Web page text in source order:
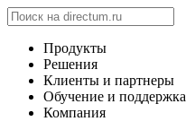
Продукты
Решения
Клиенты и партнеры
Обучение и поддержка
Компания